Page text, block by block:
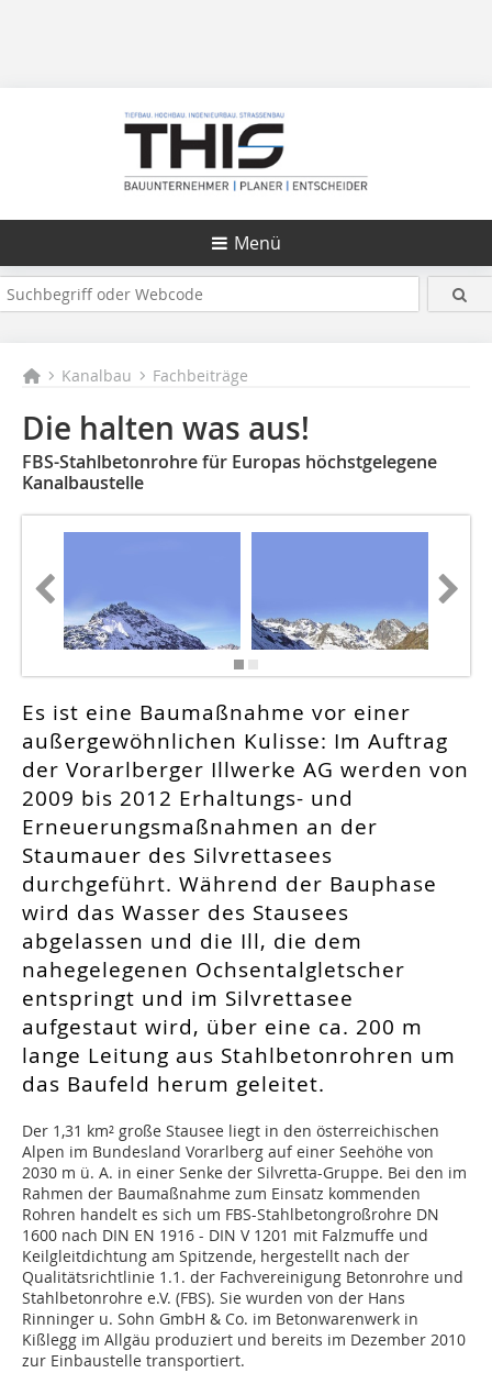
Menü
Kanalbau Fachbeiträge
Die halten was aus!
FBS-Stahlbetonrohre für Europas höchstgelegene
Kanalbaustelle
Es ist eine Baumaßnahme vor einer
außergewöhnlichen Kulisse: Im Auftrag
der Vorarlberger Illwerke AG werden von
2009 bis 2012 Erhaltungs- und
Erneuerungsmaßnahmen an der
Staumauer des Silvrettasees
durchgeführt. Während der Bauphase
wird das Wasser des Stausees
abgelassen und die Ill, die dem
nahegelegenen Ochsentalgletscher
entspringt und im Silvrettasee
aufgestaut wird, über eine ca. 200 m
lange Leitung aus Stahlbetonrohren um
das Baufeld herum geleitet.
Der 1,31 km² große Stausee liegt in den österreichischen
Alpen im Bundesland Vorarlberg auf einer Seehöhe von
2030 m ü. A. in einer Senke der Silvretta-Gruppe. Bei den im
Rahmen der Baumaßnahme zum Einsatz kommenden
Rohren handelt es sich um FBS-Stahlbetongroßrohre DN
1600 nach DIN EN 1916 - DIN V 1201 mit Falzmuffe und
Keilgleitdichtung am Spitzende, hergestellt nach der
Qualitätsrichtlinie 1.1. der Fachvereinigung Betonrohre und
Stahlbetonrohre e.V. (FBS). Sie wurden von der Hans
Rinninger u. Sohn GmbH & Co. im Betonwarenwerk in
Kißlegg im Allgäu produziert und bereits im Dezember 2010
zur Einbaustelle transportiert.